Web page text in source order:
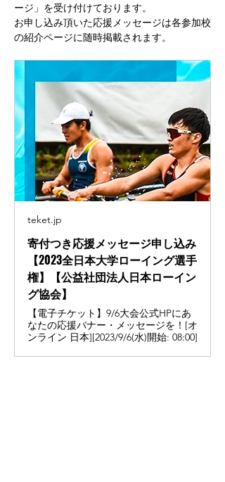
ージ」を受け付けております。
お申し込み頂いた応援メッセージは各参加校
の紹介ページに随時掲載されます。
teket.jp
寄付つき応援メッセージ申し込み
【2023全日本大学ローイング選手
権】【公益社団法人日本ローイン
グ協会】
【電子チケット】9/6大会公式HPにあ
なたの応援バナー・メッセージを！[オ
ンライン 日本][2023/9/6(水)開始: 08:00]